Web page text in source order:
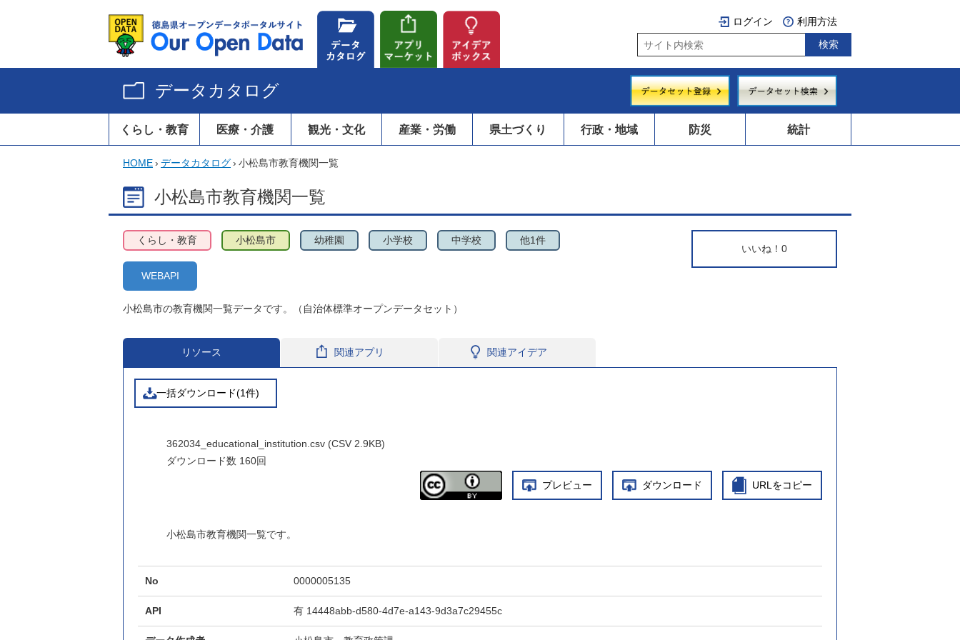
ログイン 利用方法
データカタログ
くらし・教育 医療・介護 観光・文化 産業・労働 県土づくり 行政・地域 防災 統計
HOME› データカタログ› 小松島市教育機関一覧
小松島市教育機関一覧
いいね！ 0
くらし・教育 小松島市 幼稚園 小学校 中学校 他1件
WEBAPI
小松島市の教育機関一覧データです。（自治体標準オープンデータセット）
リソース 関連アプリ 関連アイデア
一括ダウンロード(1件)
362034_educational_institution.csv (CSV 2.9KB)
ダウンロード数 160回
プレビュー ダウンロード URLをコピー
小松島市教育機関一覧です。
No 0000005135
API 有 14448abb-d580-4d7e-a143-9d3a7c29455c